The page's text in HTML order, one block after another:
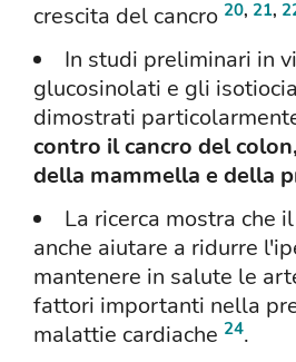
crescita del cancro 20, 21,
In studi preliminari in
glucosinolati e gli
dimostrati
contro il cancro del
della mammella e della
La ricerca mostra che
anche aiutare a ridurre
mantenere in salute le
fattori importanti nella
malattie cardiache 24.